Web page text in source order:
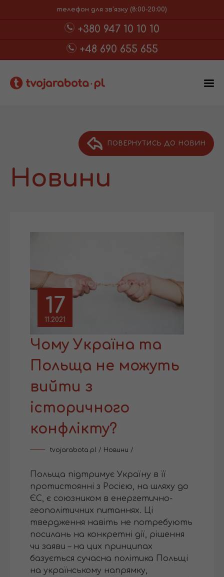
телефон для зв'язку (8:00-20:00)
+380 947 10 10 10
+48 690 655 655
ПОВЕРНУТИСЬ ДО НОВИН
Новини
17
11.2021
Чому Україна та
Польща не можуть
вийти з
історичного
конфлікту?
tvojarabota.pl / Новини /
Польща підтримує Україну в її
протистоянні з Росією, на шляху до
ЄС, є союзником в енергетично-
геополітичних питаннях. Ці
твердження навіть не потребують
посилань на конкретні дії, рішення
чи заяви – на цих принципах
базується сучасна політика Польщі
на українському напрямку,